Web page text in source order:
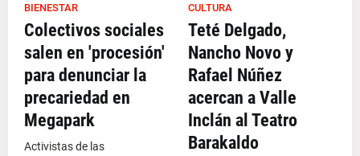
BIENESTAR
Colectivos sociales
salen en 'procesión'
para denunciar la
precariedad en
Megapark
Activistas de las
CULTURA
Teté Delgado,
Nancho Novo y
Rafael Núñez
acercan a Valle
Inclán al Teatro
Barakaldo